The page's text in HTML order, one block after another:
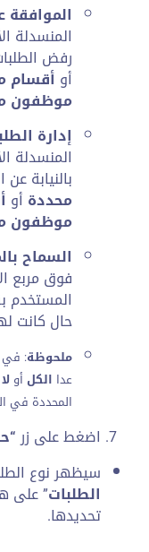
المنسدلة
رفض
أو أقسام
موظفون
إدارة
المنسدلة
بالنيابة عن
محددة أو
موظفون
السماح
فوق مربع
المستخدم
حال كانت
ملحوظة: في
عدا الكل أو
المحددة في
اضغط على زر
سيظهر نوع
الطلبات” على
تحديدها.